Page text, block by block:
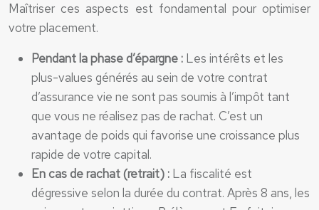
Maîtriser ces aspects est fondamental pour optimiser
votre placement.
Pendant la phase d’épargne : Les intérêts et les
plus-values générés au sein de votre contrat
d’assurance vie ne sont pas soumis à l’impôt tant
que vous ne réalisez pas de rachat. C’est un
avantage de poids qui favorise une croissance plus
rapide de votre capital.
En cas de rachat (retrait) : La fiscalité est
dégressive selon la durée du contrat. Après 8 ans, les